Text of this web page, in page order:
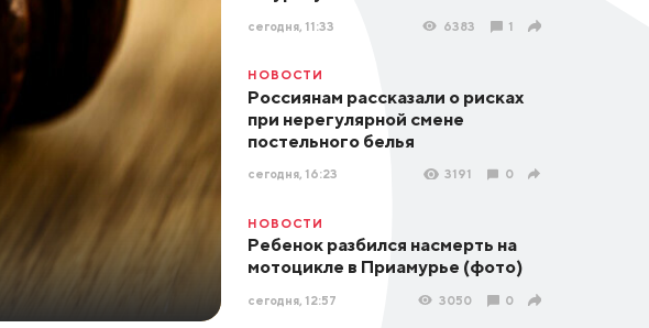
сегодня, 11:33 6383 1
НОВОСТИ
Россиянам рассказали о рисках
при нерегулярной смене
постельного белья
сегодня, 16:23 3191 0
НОВОСТИ
Ребенок разбился насмерть на
мотоцикле в Приамурье (фото)
сегодня, 12:57 3050 0